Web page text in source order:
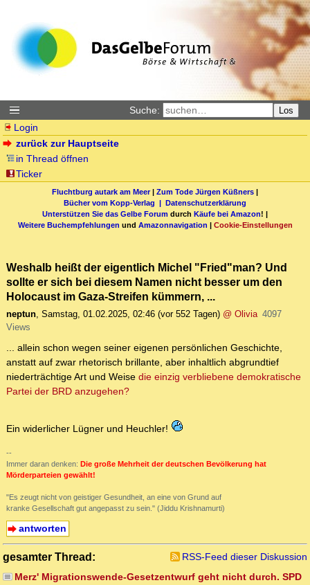
Suche: Los
Login
zurück zur Hauptseite
in Thread öffnen
Ticker
Fluchtburg autark am Meer| Zum Tode Jürgen Küßners |
Bücher vom Kopp-Verlag | Datenschutzerklärung
Unterstützen Sie das Gelbe Forum durch Käufe bei Amazon! |
Weitere Buchempfehlungen und Amazonnavigation | Cookie-Einstellungen
Weshalb heißt der eigentlich Michel "Fried"man? Und
sollte er sich bei diesem Namen nicht besser um den
Holocaust im Gaza-Streifen kümmern, ...
neptun, Samstag, 01.02.2025, 02:46 (vor 552 Tagen) @ Olivia 4097
Views
... allein schon wegen seiner eigenen persönlichen Geschichte,
anstatt auf zwar rhetorisch brillante, aber inhaltlich abgrundtief
niederträchtige Art und Weise die einzig verbliebene demokratische
Partei der BRD anzugehen?
Ein widerlicher Lügner und Heuchler!
--
Immer daran denken: Die große Mehrheit der deutschen Bevölkerung hat
Mörderparteien gewählt!
"Es zeugt nicht von geistiger Gesundheit, an eine von Grund auf
kranke Gesellschaft gut angepasst zu sein." (Jiddu Krishnamurti)
antworten
gesamter Thread:
RSS-Feed dieser Diskussion
Merz' Migrationswende-Gesetzentwurf geht nicht durch. SPD